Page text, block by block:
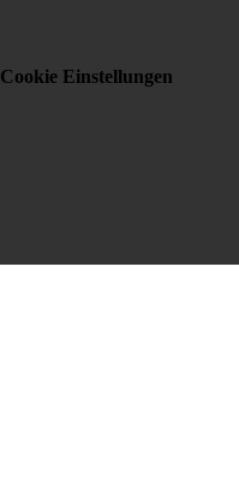
Cookie Einstellungen